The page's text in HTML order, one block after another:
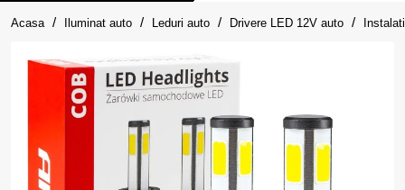
Acasa homeIluminat auto Leduri auto Drivere LED 12V auto